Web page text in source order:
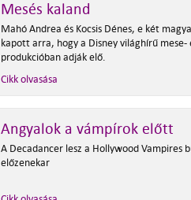
Mesés kaland
Mahó Andrea és Kocsis Dénes, e két
kapott arra, hogy a Disney világhírű
produkcióban adják elő.
Cikk olvasása
Angyalok a vámpírok előtt
A Decadancer lesz a Hollywood Vampires
előzenekar